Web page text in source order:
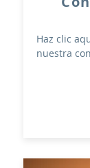
Haz clic
nuestra